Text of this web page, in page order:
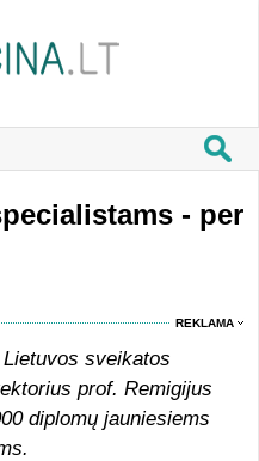
- per
REKLAMA
sveikatos
prof. Remigijus
diplomų jauniesiems